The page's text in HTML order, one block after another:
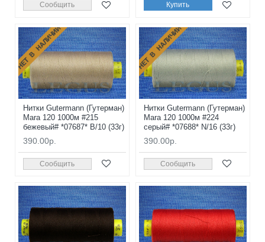
Сообщить Купить
НЕТ В НАЛИЧИИ
Нитки Gutermann (Гутерман)
Mara 120 1000м #215
бежевый# *07687* B/10 (33г)
390.00р.
Сообщить
НЕТ В НАЛИЧИИ
Нитки Gutermann (Гутерман)
Mara 120 1000м #224
серый# *07688* N/16 (33г)
390.00р.
Сообщить